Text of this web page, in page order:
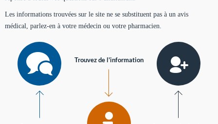
Les informations trouvées sur le site ne se substituent pas à un avis
médical, parlez-en à votre médecin ou votre pharmacien.
Trouvez de l'information